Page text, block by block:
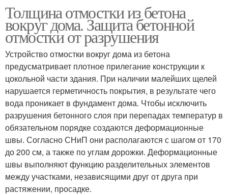
Толщина отмостки из бетона
вокруг дома. Защита бетонной
отмостки от разрушения
Устройство отмостки вокруг дома из бетона
предусматривает плотное прилегание конструкции к
цокольной части здания. При наличии малейших щелей
нарушается герметичность покрытия, в результате чего
вода проникает в фундамент дома. Чтобы исключить
разрушения бетонного слоя при перепадах температур в
обязательном порядке создаются деформационные
швы. Согласно СНиП они располагаются с шагом от 170
до 200 см, а также по углам дорожки. Деформационные
швы выполняют функцию разделительных элементов
между участками, независящими друг от друга при
растяжении, просадке.